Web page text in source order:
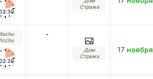
Стража
-
Дом
Стража
17 ноября